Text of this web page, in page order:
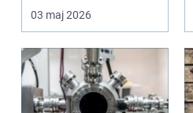
03 maj 2026